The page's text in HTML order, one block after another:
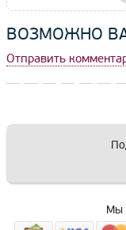
ВОЗМОЖНО
Отправить
Мы